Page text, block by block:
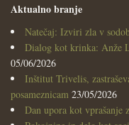
Aktualno branje
Natečaj: Izviri zla v
Dialog kot krinka: Anže
05/06/2026
Inštitut Trivelis,
posameznicam 23/05/2026
Dan upora kot vprašanje